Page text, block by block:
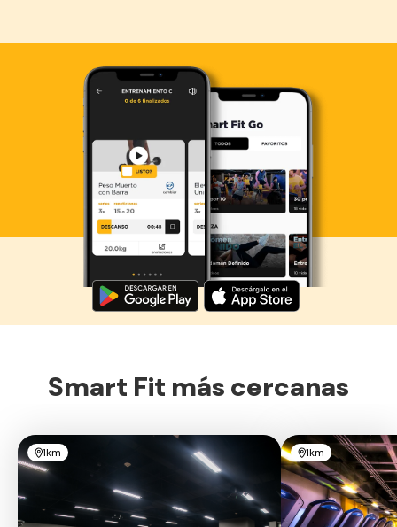
Descarga ahora lo Smart Fit App
Smart Fit más cercanas
1km 1km